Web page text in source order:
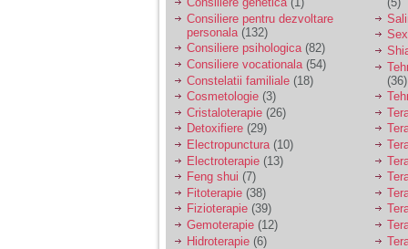
mine. Din cauza asta
am inceput sa beau
alcool si am inceput
sa ma culc cu barbati
pentru bani.
Consiliere pentru dezvoltare
personala (132)
Consiliere psihologica(82)
Consiliere vocationala (54)
Constelatii familiale (18)
Cosmetologie (3)
Cristaloterapie (26)
Detoxifiere (29)
Electropunctura (10)
Electroterapie (13)
Feng shui (7)
Fitoterapie (38)
Fizioterapie (39)
Gemoterapie (12)
Hidroterapie (6)
(36)